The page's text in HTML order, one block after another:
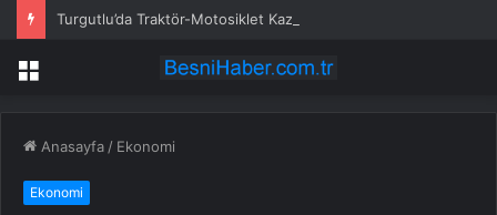
Turgutlu’da Traktör-Motosiklet Kazası
Menü
Anasayfa / Ekonomi
Ekonomi